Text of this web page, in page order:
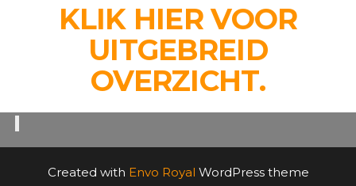
KLIK HIER VOOR
UITGEBREID
OVERZICHT.
Created with Envo Royal WordPress theme